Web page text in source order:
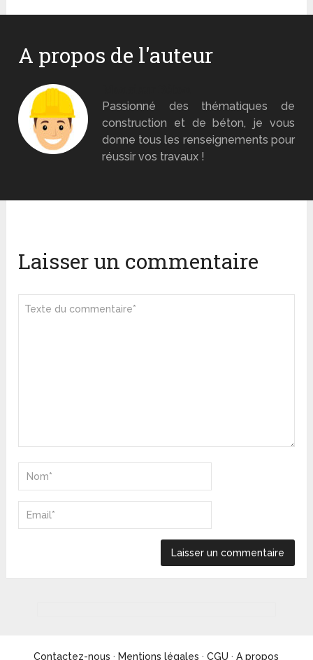
A propos de l'auteur
Passionné des thématiques de
construction et de béton, je vous
donne tous les renseignements pour
réussir vos travaux !
Laisser un commentaire
Contactez-nous · Mentions légales ·CGU ·A propos